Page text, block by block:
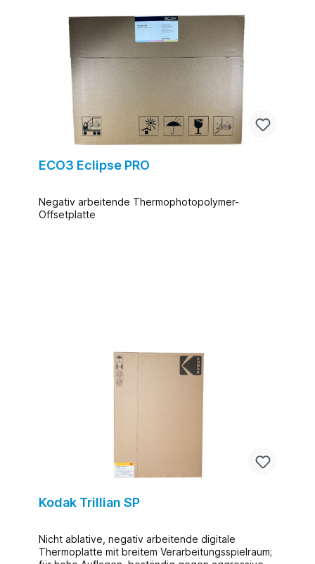
ECO3 Eclipse PRO
Negativ arbeitende Thermophotopolymer-
Offsetplatte
Kodak Trillian SP
Nicht ablative, negativ arbeitende digitale
Thermoplatte mit breitem Verarbeitungsspielraum;